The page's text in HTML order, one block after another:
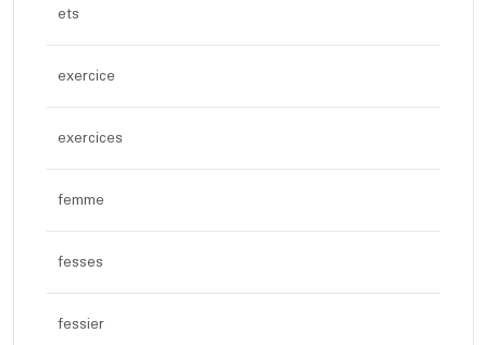
ets
exercice
exercices
femme
fesses
fessier